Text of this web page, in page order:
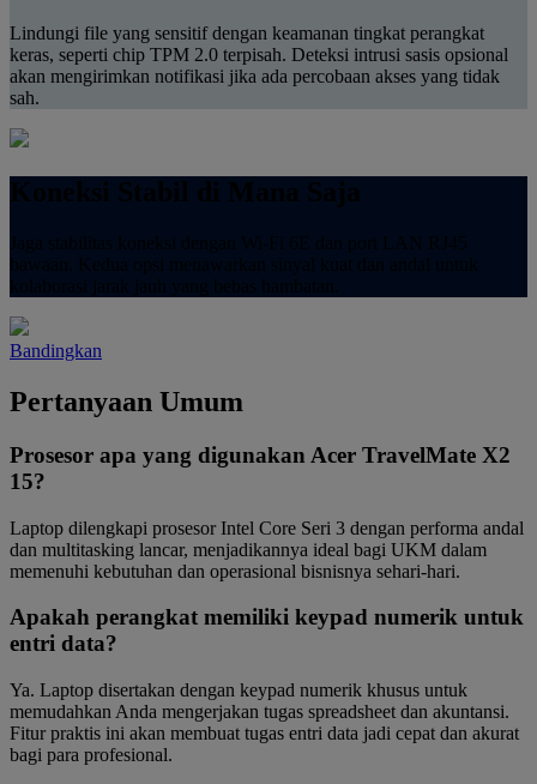
Lindungi file yang sensitif dengan keamanan tingkat perangkat
keras, seperti chip TPM 2.0 terpisah. Deteksi intrusi sasis opsional
akan mengirimkan notifikasi jika ada percobaan akses yang tidak
sah.
Koneksi Stabil di Mana Saja
Jaga stabilitas koneksi dengan Wi-Fi 6E dan port LAN RJ45
bawaan. Kedua opsi menawarkan sinyal kuat dan andal untuk
kolaborasi jarak jauh yang bebas hambatan.
Bandingkan
Pertanyaan Umum
Prosesor apa yang digunakan Acer TravelMate X2
15?
Laptop dilengkapi prosesor Intel Core Seri 3 dengan performa andal
dan multitasking lancar, menjadikannya ideal bagi UKM dalam
memenuhi kebutuhan dan operasional bisnisnya sehari-hari.
Apakah perangkat memiliki keypad numerik untuk
entri data?
Ya. Laptop disertakan dengan keypad numerik khusus untuk
memudahkan Anda mengerjakan tugas spreadsheet dan akuntansi.
Fitur praktis ini akan membuat tugas entri data jadi cepat dan akurat
bagi para profesional.